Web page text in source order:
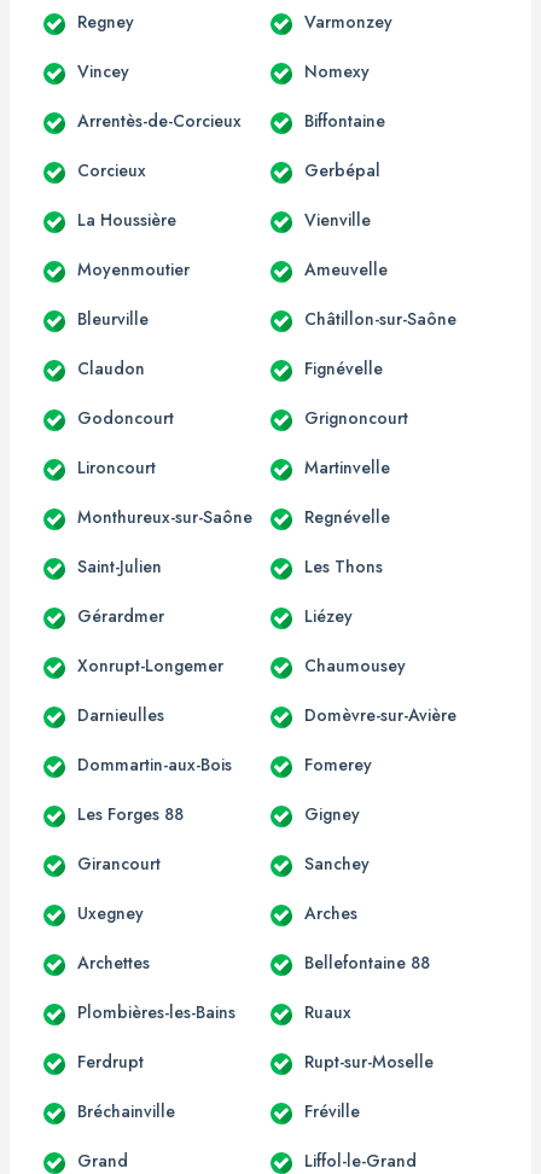
Regney Varmonzey
Vincey Nomexy
Arrentès-de-Corcieux Biffontaine
Corcieux Gerbépal
La Houssière Vienville
Moyenmoutier Ameuvelle
Bleurville Châtillon-sur-Saône
Claudon Fignévelle
Godoncourt Grignoncourt
Lironcourt Martinvelle
Monthureux-sur-Saône Regnévelle
Saint-Julien Les Thons
Gérardmer Liézey
Xonrupt-Longemer Chaumousey
Darnieulles Domèvre-sur-Avière
Dommartin-aux-Bois Fomerey
Les Forges 88 Gigney
Girancourt Sanchey
Uxegney Arches
Archettes Bellefontaine 88
Plombières-les-Bains Ruaux
Ferdrupt Rupt-sur-Moselle
Bréchainville Fréville
Grand Liffol-le-Grand